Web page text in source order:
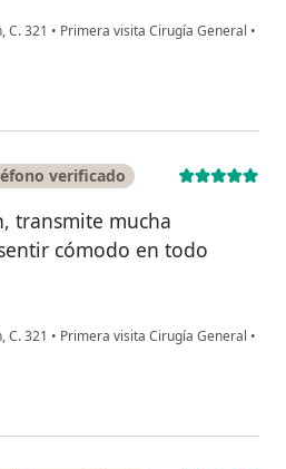
C. 321 • Primera visita Cirugía General •
verificado
transmite mucha
cómodo en todo
C. 321 • Primera visita Cirugía General •